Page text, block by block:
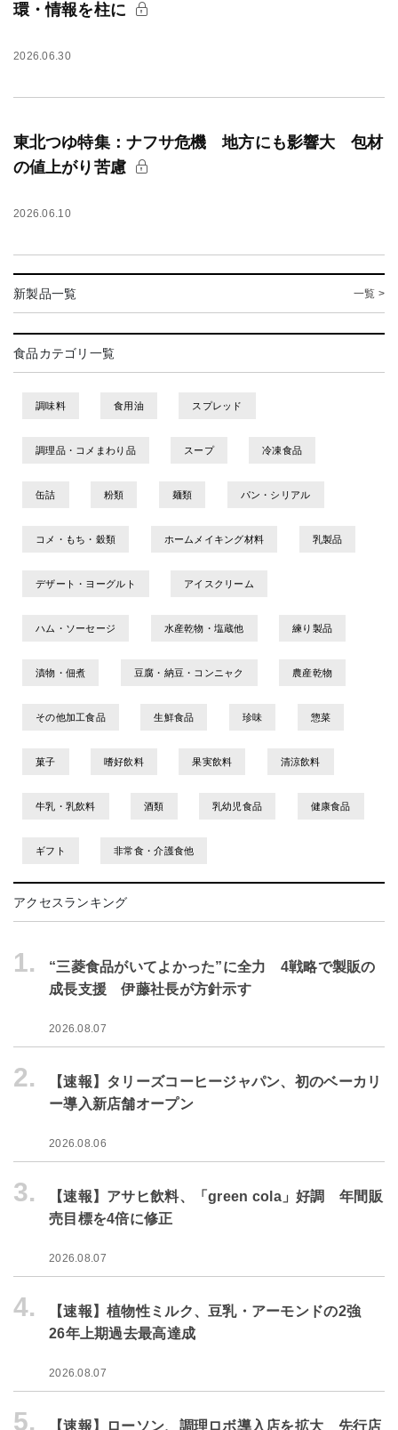
環・情報を柱に
2026.06.30
東北つゆ特集：ナフサ危機 地方にも影響大 包材
の値上がり苦慮
2026.06.10
新製品一覧 一覧 >
食品カテゴリ一覧
調味料 食用油 スプレッド
調理品・コメまわり品 スープ 冷凍食品
缶詰 粉類 麺類 パン・シリアル
コメ・もち・穀類 ホームメイキング材料 乳製品
デザート・ヨーグルト アイスクリーム
ハム・ソーセージ 水産乾物・塩蔵他 練り製品
漬物・佃煮 豆腐・納豆・コンニャク 農産乾物
その他加工食品 生鮮食品 珍味 惣菜
菓子 嗜好飲料 果実飲料 清涼飲料
牛乳・乳飲料 酒類 乳幼児食品 健康食品
ギフト 非常食・介護食他
アクセスランキング
1.
“三菱食品がいてよかった”に全力 4戦略で製販の
成長支援 伊藤社長が方針示す
2026.08.07
2.
【速報】タリーズコーヒージャパン、初のベーカリ
ー導入新店舗オープン
2026.08.06
3.
【速報】アサヒ飲料、「green cola」好調 年間販
売目標を4倍に修正
2026.08.07
4.
【速報】植物性ミルク、豆乳・アーモンドの2強
26年上期過去最高達成
2026.08.07
5. 【速報】ローソン、調理ロボ導入店を拡大 先行店